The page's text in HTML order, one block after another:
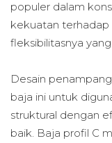
populer dalam
kekuatan terhadap
fleksibilitasnya
Desain
baja ini untuk
struktural dengan
baik. Baja profil C